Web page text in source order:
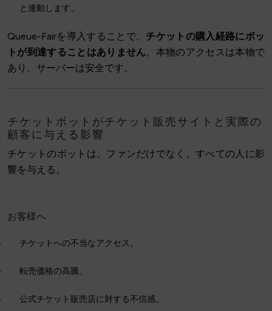
と連動します。
Queue-Fairを導入することで、 チケットの購入経路にボッ
トが到達することはありません。本物のアクセスは本物で
あり、サーバーは安全です。
チケットボットがチケット販売サイトと実際の
顧客に与える影響
チケットのボットは、ファンだけでなく、すべての人に影
響を与える。
お客様へ
チケットへの不当なアクセス。
転売価格の高騰。
公式チケット販売店に対する不信感。